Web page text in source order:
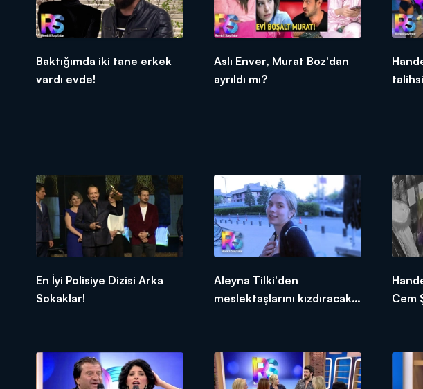
Baktığımda iki tane erkek
vardı evde!
Aslı Enver, Murat Boz'dan
ayrıldı mı?
En İyi Polisiye Dizisi Arka
Sokaklar!
Aleyna Tilki'den
meslektaşlarını kızdıracak
Cem